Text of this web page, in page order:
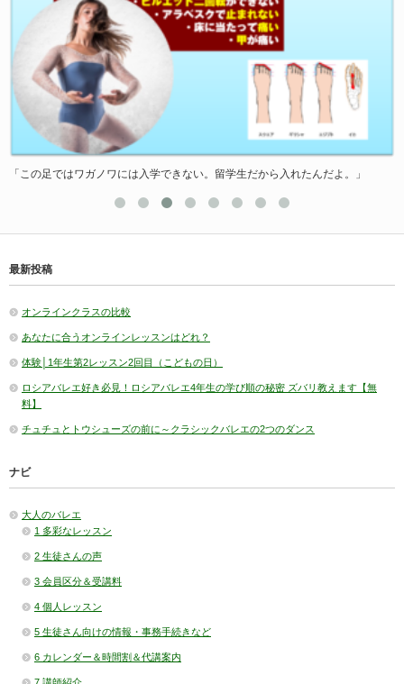
「この足ではワガノワには入学できない。留学生だから入れたんだよ。」
最新投稿
オンラインクラスの比較
あなたに合うオンラインレッスンはどれ？
体験│1年生第2レッスン2回目（こどもの日）
ロシアバレエ好き必見！ロシアバレエ4年生の学び順の秘密 ズバリ教えます【無
料】
チュチュとトウシューズの前に～クラシックバレエの2つのダンス
ナビ
大人のバレエ
1 多彩なレッスン
2 生徒さんの声
3 会員区分＆受講料
4 個人レッスン
5 生徒さん向けの情報・事務手続きなど
6 カレンダー＆時間割＆代講案内